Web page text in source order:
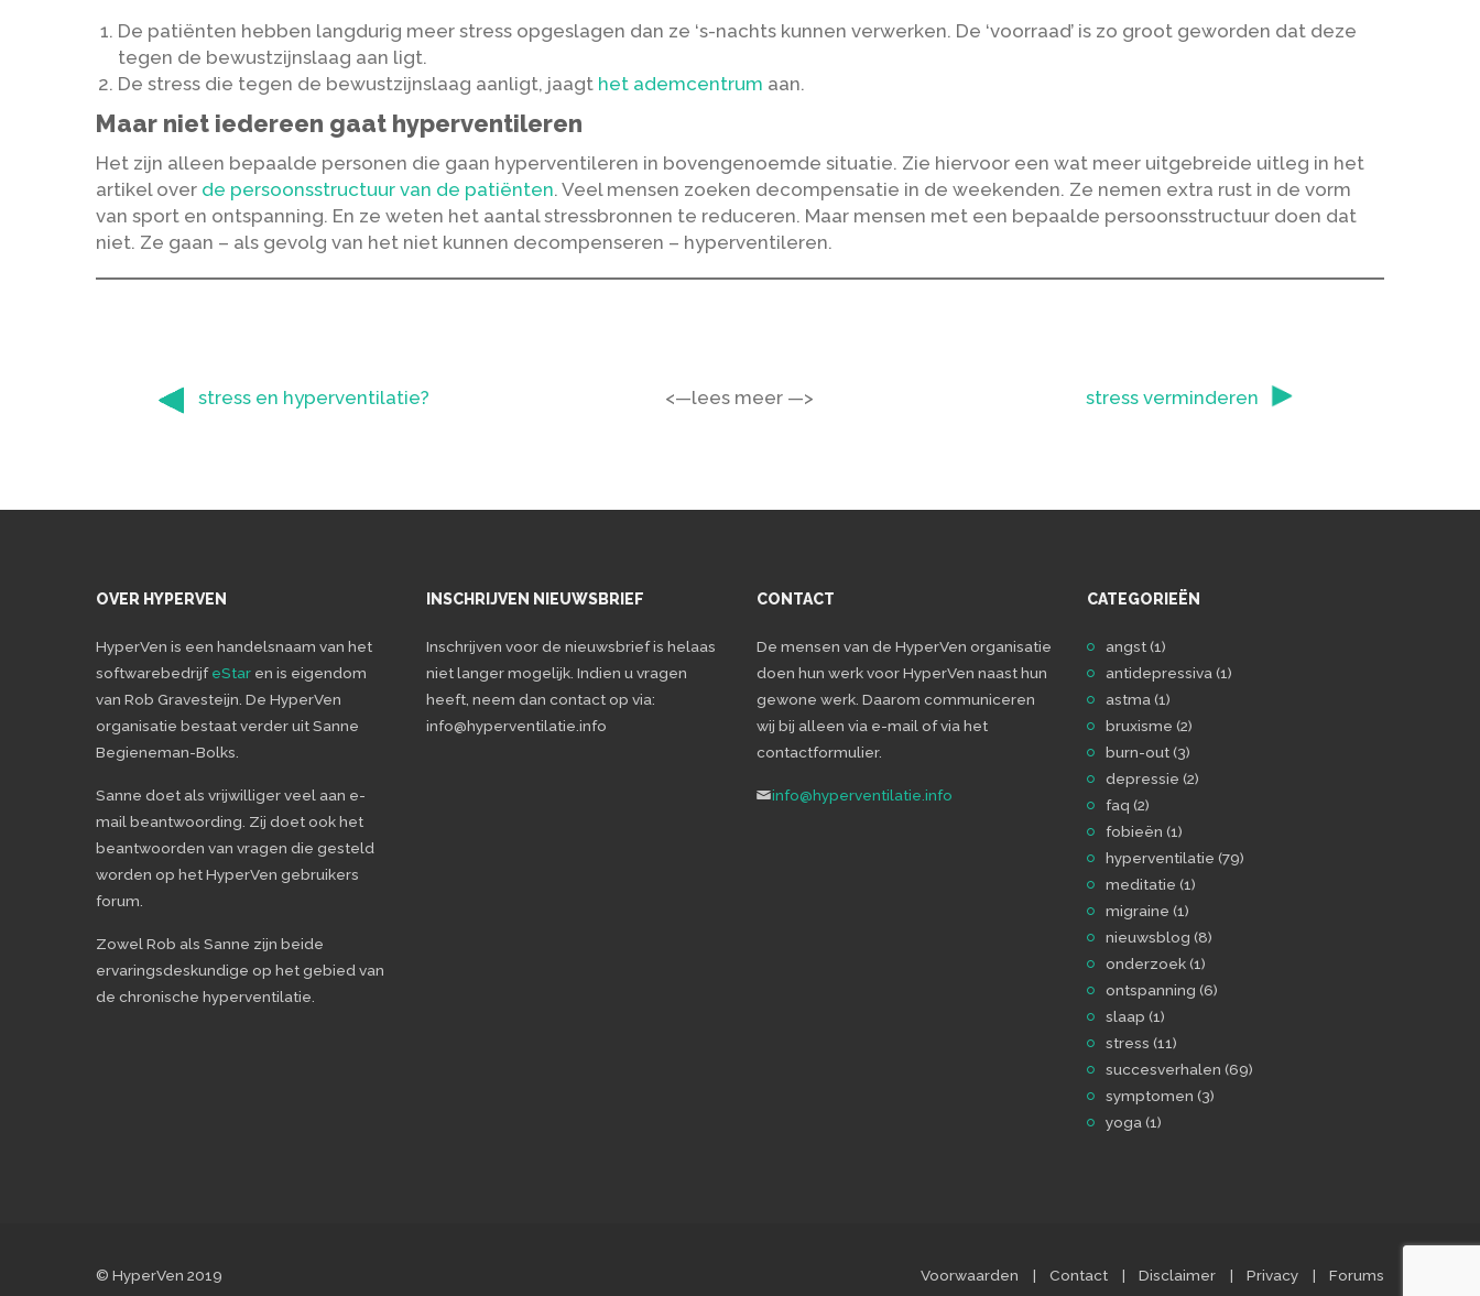
De patiënten hebben langdurig meer stress opgeslagen dan ze ‘s-nachts kunnen verwerken. De ‘voorraad’ is zo groot geworden dat deze
tegen de bewustzijnslaag aan ligt.
De stress die tegen de bewustzijnslaag aanligt, jaagt het ademcentrum aan.
Maar niet iedereen gaat hyperventileren
Het zijn alleen bepaalde personen die gaan hyperventileren in bovengenoemde situatie. Zie hiervoor een wat meer uitgebreide uitleg in het
artikel over de persoonsstructuur van de patiënten. Veel mensen zoeken decompensatie in de weekenden. Ze nemen extra rust in de vorm
van sport en ontspanning. En ze weten het aantal stressbronnen te reduceren. Maar mensen met een bepaalde persoonsstructuur doen dat
niet. Ze gaan – als gevolg van het niet kunnen decompenseren – hyperventileren.
stress en hyperventilatie? <—lees meer —> stress verminderen
OVER HYPERVEN
HyperVen is een handelsnaam van het
softwarebedrijfeStar en is eigendom
van Rob Gravesteijn. De HyperVen
organisatie bestaat verder uit Sanne
Begieneman-Bolks.
Sanne doet als vrijwilliger veel aan e-
mail beantwoording. Zij doet ook het
beantwoorden van vragen die gesteld
worden op het HyperVen gebruikers
forum.
Zowel Rob als Sanne zijn beide
ervaringsdeskundige op het gebied van
de chronische hyperventilatie.
INSCHRIJVEN NIEUWSBRIEF
Inschrijven voor de nieuwsbrief is helaas
niet langer mogelijk. Indien u vragen
heeft, neem dan contact op via:
info@hyperventilatie.info
CONTACT
De mensen van de HyperVen organisatie
doen hun werk voor HyperVen naast hun
gewone werk. Daarom communiceren
wij bij alleen via e-mail of via het
contactformulier.
info@hyperventilatie.info
CATEGORIEËN
angst(1)
antidepressiva (1)
astma (1)
bruxisme (2)
burn-out(3)
depressie (2)
faq (2)
fobieën (1)
hyperventilatie (79)
meditatie (1)
migraine (1)
nieuwsblog (8)
onderzoek(1)
ontspanning (6)
slaap (1)
stress (11)
succesverhalen (69)
symptomen (3)
yoga (1)
© HyperVen 2019 Voorwaarden Contact Disclaimer Privacy Forums